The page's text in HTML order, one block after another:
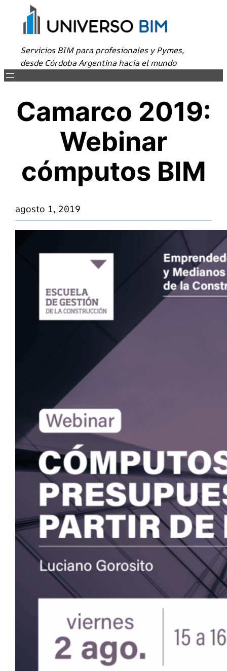
Servicios BIM para profesionales y Pymes,
desde Córdoba Argentina hacia el mundo
Camarco 2019:
Webinar
cómputos BIM
agosto 1, 2019